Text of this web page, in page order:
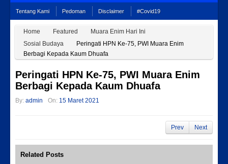
Tentang Kami Pedoman Disclaimer #Covid19
Home Featured
Muara Enim Hari Ini
Sosial Budaya
Peringati HPN Ke-75, PWI Muara Enim
Berbagi Kepada Kaum Dhuafa
Peringati HPN Ke-75, PWI Muara Enim
Berbagi Kepada Kaum Dhuafa
By: admin On: 15 Maret 2021
Prev Next
Related Posts